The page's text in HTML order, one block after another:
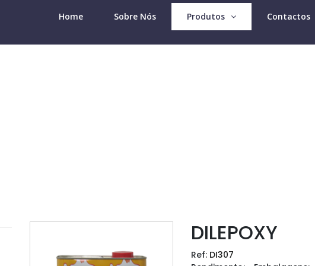
Home Sobre Nós Produtos Contactos
DILEPOXY
Ref: DI307